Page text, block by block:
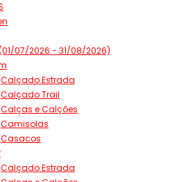
(01/07/2026 - 31/08/2026)
Calçado Estrada
Calçado Trail
Calças e Calções
Camisolas
Casacos
Calçado Estrada